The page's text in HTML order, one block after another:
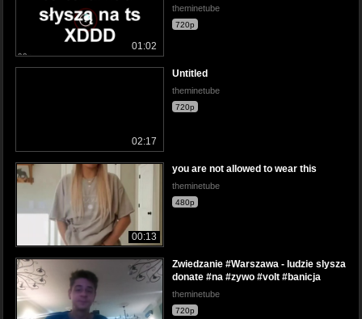
01:02
theminetube
720p
02:17
Untitled
theminetube
720p
00:13
you are not allowed to wear this
theminetube
480p
Zwiedzanie #Warszawa - ludzie slysza
donate #na #zywo #volt #banicja
theminetube
720p